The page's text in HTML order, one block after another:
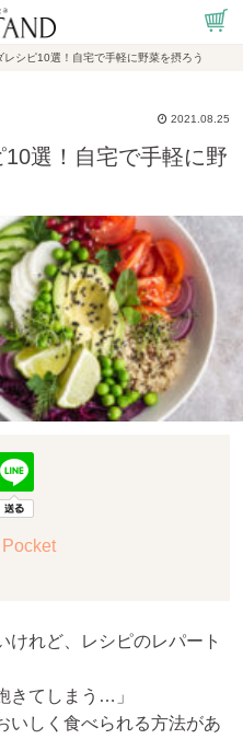
レシピ10選！自宅で手軽に野菜を摂ろう
2021.08.25
選！自宅で手軽に野
Pocket
けれど、レシピのレパート
きてしまう…」
いしく食べられる方法があ